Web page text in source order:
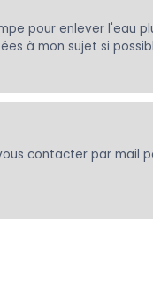
pour enlever l'eau
à mon sujet si
contacter par mail